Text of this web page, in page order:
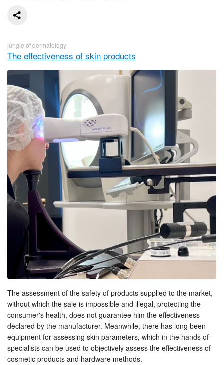
jungle of dermatology
The effectiveness of skin products
The assessment of the safety of products supplied to the market,
without which the sale is impossible and illegal, protecting the
consumer's health, does not guarantee him the effectiveness
declared by the manufacturer. Meanwhile, there has long been
equipment for assessing skin parameters, which in the hands of
specialists can be used to objectively assess the effectiveness of
cosmetic products and hardware methods.